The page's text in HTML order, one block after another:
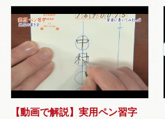
【動画で解説】実用ペン習字